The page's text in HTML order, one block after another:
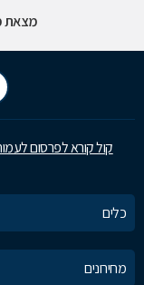
מצאת
קול קורא לפרסום
כלים
מחירונים